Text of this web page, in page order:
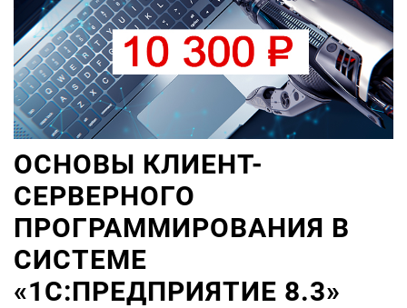
ОСНОВЫ КЛИЕНТ-
СЕРВЕРНОГО
ПРОГРАММИРОВАНИЯ В
СИСТЕМЕ
«1С:ПРЕДПРИЯТИЕ 8.3»